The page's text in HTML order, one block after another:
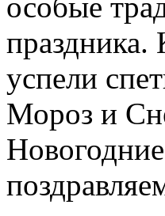
праздника.
успели
Мороз и